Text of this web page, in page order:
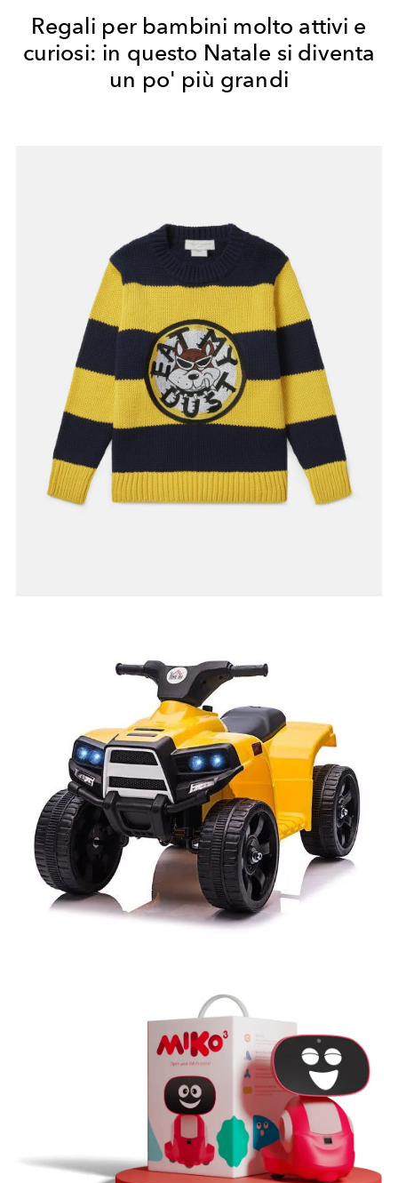
Regali per bambini molto attivi e
curiosi: in questo Natale si diventa
un po' più grandi